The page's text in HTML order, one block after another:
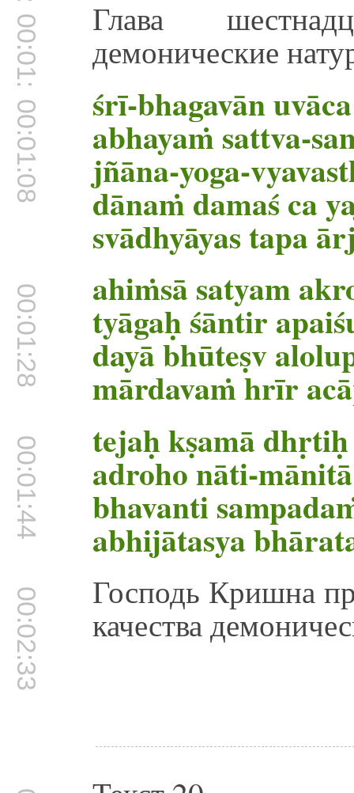
00:01:01 Глава
демонические
00:01:08 śrī-bhagavān uvāca
abhayaṁ sattva-
jñāna-yoga-
dānaṁ damaś ca
svādhyāyas tapa
00:01:28 ahiṁsā satyam
tyāgaḥ śāntir
dayā bhūteṣv
mārdavaṁ hrīr
00:01:44 tejaḥ kṣamā dhṛtiḥ
adroho nāti-mānitā
bhavanti
abhijātasya
00:02:33 Господь Кришна
качества